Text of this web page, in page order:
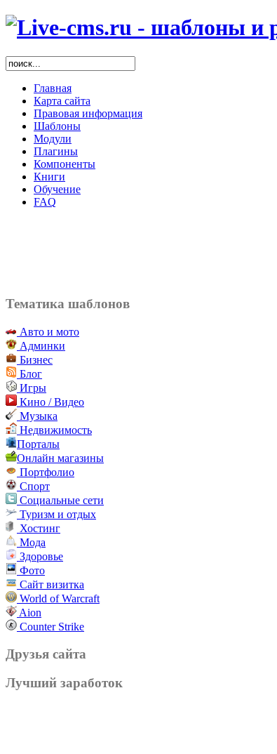
Главная
Карта сайта
Правовая информация
Шаблоны
Модули
Плагины
Компоненты
Книги
Обучение
FAQ
Тематика шаблонов
Авто и мото
Админки
Бизнес
Блог
Игры
Кино / Видео
Музыка
Недвижимость
Порталы
Онлайн магазины
Портфолио
Спорт
Социальные сети
Туризм и отдых
Хостинг
Мода
Здоровье
Фото
Сайт визитка
World of Warcraft
Aion
Counter Strike
Друзья сайта
Лучший заработок